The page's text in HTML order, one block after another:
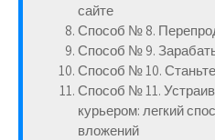
сайте
Способ № 8.
Способ № 9.
Способ № 10.
Способ № 11.
курьером: легкий
вложений